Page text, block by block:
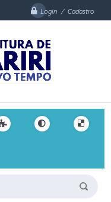
Login / Cadastro